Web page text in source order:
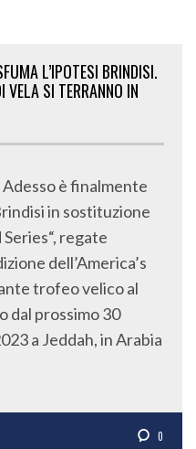
L’IPOTESI BRINDISI.
VELA SI TERRANNO IN
è finalmente
in sostituzione
regate
dell’America’s
trofeo velico al
dal prossimo 30
a Jeddah, in Arabia
0